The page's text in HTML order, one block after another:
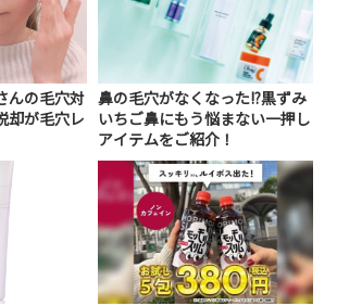
んの毛穴対
却が毛穴レ
鼻の毛穴がなくなった!?黒ずみ
いちご鼻にもう悩まない一押し
アイテムをご紹介！